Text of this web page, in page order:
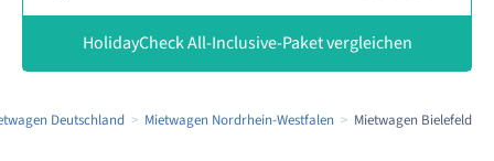
HolidayCheck All-Inclusive-Paket vergleichen
Deutschland Mietwagen Nordrhein-Westfalen Mietwagen Bielefeld